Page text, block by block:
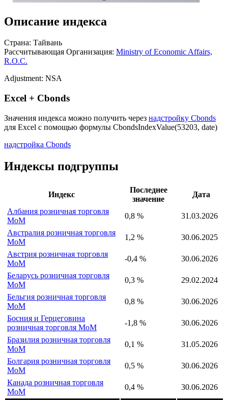
Описание индекса
Страна: Тайвань
Рассчитывающая Организация: Ministry of Economic Affairs,
R.O.C.
Adjustment: NSA
Excel + Cbonds
Значения индекса можно получить через надстройку Cbonds
для Excel с помощью формулы CbondsIndexValue(53203, date)
надстройка Cbonds
Индексы подгруппы
Индекс
Последнее
значение
Дата
Албания розничная торговля
MoM
0,8 %
31.03.2026
Австралия розничная торговля
MoM
1,2 %
30.06.2025
Австрия розничная торговля
MoM
-0,4 %
30.06.2026
Беларусь розничная торговля
MoM
0,3 %
29.02.2024
Бельгия розничная торговля
MoM
0,8 %
30.06.2026
Босния и Герцеговина
розничная торговля MoM
-1,8 %
30.06.2026
Бразилия розничная торговля
MoM
0,1 %
31.05.2026
Болгария розничная торговля
MoM
0,5 %
30.06.2026
Канада розничная торговля
MoM
0,4 % 30.06.2026